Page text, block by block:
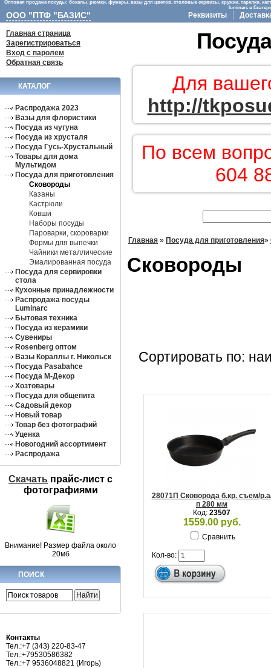
Оптовая продажа посуды: бокалы, рюмки, фужеры, вазы для цветов, столовые сервизы, кружки, тарелки,
luminarc в
ООО "ПТФ "БАЗИС" Реквизиты
Главная страница
Зарегистрироваться
Вход с паролем
Обратная связь
КАТАЛОГ
Распродажа 2023
Вазы для флористики
Посуда из чугуна
Посуда из хрусталя
Посуда Гусь-Хрустальный
Товары для дома
Мультидом
Посуда для приготовления
Сковороды
Казаны
Кастрюли
Ковши
Наборы посуды
Пароварки, скороварки
Формы для выпечки
Чайники металлические
Эмалированная посуда
Посуда для сервировки
стола
Кухонные принадлежности
Распродажа посуды
Luminarc
Бытовая техника
Посуда из керамики
Сувениры
Rosenberg оптом
Вазы Кораллы г. Никольск
Посуда Pasabahce
Посуда М-Декор
Хозтовары
Посуда для общепита
Садовый декор
Новый товар
Товар без фотографий
Уценка
Новогодний ассортимент
Распродажа
Скачать прайс-лист c
фотографиями
Внимание! Размер файла около
20мб
ПОИСК
Контакты
Тел.:+7 (343) 220-83-47
Тел.:+79530586382
Тел.:+7 9536048821 (Игорь)
Для
http://
По всем
604
Главная » Посуда для приготовления»
Сковороды
Сортировать по:
28071П Сковорода б.кр. съем/
п 280 мм
Код: 23507
1559.00 руб.
Сравнить
Кол-во: